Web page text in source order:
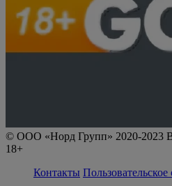
© ООО «Норд Групп» 2020-2023
18+
Контакты